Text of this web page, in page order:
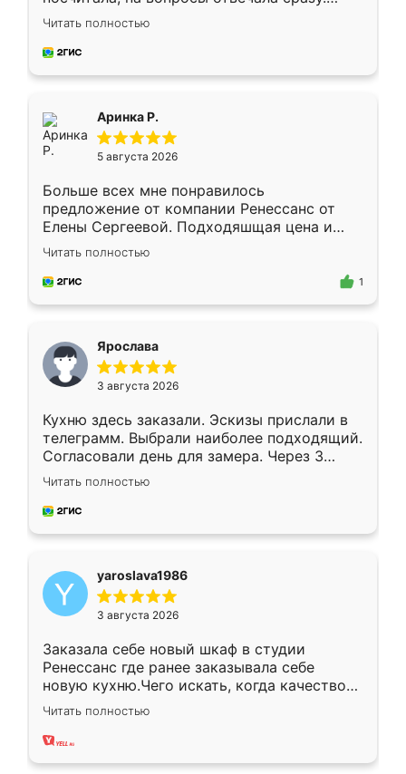
Замерщик приехал в субботу, подошёл к
делу со всей ответственностью. Собрали
за день, ребята работали аккуратно, даже
Читать полностью
Аринка Р.
5 августа 2026
Больше всех мне понравилось
предложение от компании Ренессанс от
Елены Сергеевой. Подходяшщая цена и
короткие сроки изготовления. Приехавший
для замера сотрудник Владислав
предложил по моему эскизу самый
Читать полностью
1
Ярослава
3 августа 2026
Кухню здесь заказали. Эскизы прислали в
телеграмм. Выбрали наиболее подходящий.
Согласовали день для замера. Через 3
недели кухня была уже готова. Остались
довольны работой. Спасибо Ренессанс
мебель за качественную работу!
Читать полностью
yaroslava1986
3 августа 2026
Заказала себе новый шкаф в студии
Ренессанс где ранее заказывала себе
новую кухню.Чего искать, когда качеством
вполне довольна. Служит кухня уже почти
два года, нареканий нет.
Читать полностью